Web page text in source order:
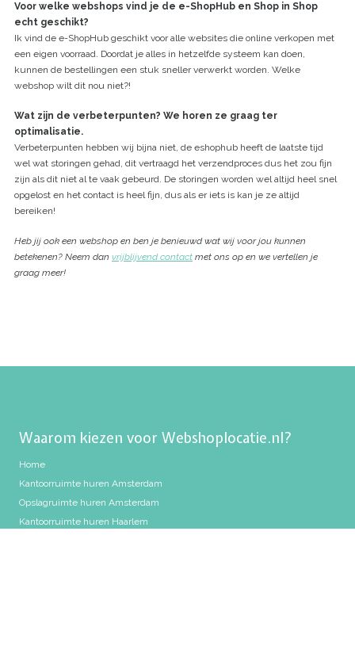
Voor welke webshops vind je de e-ShopHub en Shop in Shop
echt geschikt?
Ik vind de e-ShopHub geschikt voor alle websites die online verkopen met
een eigen voorraad. Doordat je alles in hetzelfde systeem kan doen,
kunnen de bestellingen een stuk sneller verwerkt worden. Welke
webshop wilt dit nou niet?!
Wat zijn de verbeterpunten? We horen ze graag ter
optimalisatie.
Verbeterpunten hebben wij bijna niet, de eshophub heeft de laatste tijd
wel wat storingen gehad, dit vertraagd het verzendproces dus het zou fijn
zijn als dit niet al te vaak gebeurd. De storingen worden wel altijd heel snel
opgelost en het contact is heel fijn, dus als er iets is kan je ze altijd
bereiken! ⁠
Heb jij ook een webshop en ben je benieuwd wat wij voor jou kunnen
betekenen? Neem dan vrijblijvend contact met ons op en we vertellen je
graag meer!
Waarom kiezen voor Webshoplocatie.nl?
Home
Kantoorruimte huren Amsterdam
Opslagruimte huren Amsterdam
Kantoorruimte huren Haarlem